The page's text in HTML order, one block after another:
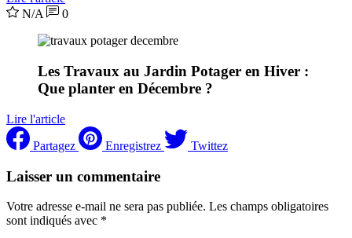
Lire l'article
Les Travaux au Jardin Potager en Hiver :
Que planter en Décembre ?
Lire l'article
Partagez
Enregistrez Twittez
Laisser un commentaire
Votre adresse e-mail ne sera pas publiée.
Les champs obligatoires
sont indiqués avec